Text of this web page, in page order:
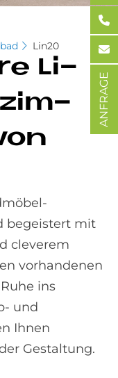
Lin20
Li­
begeistert mit
cleverem
vorhandenen
ins
und
Ihnen
Gestaltung.
ANFRAGE